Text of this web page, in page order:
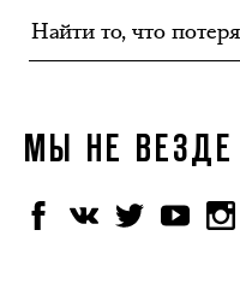
МЫ НЕ ВЕЗДЕ